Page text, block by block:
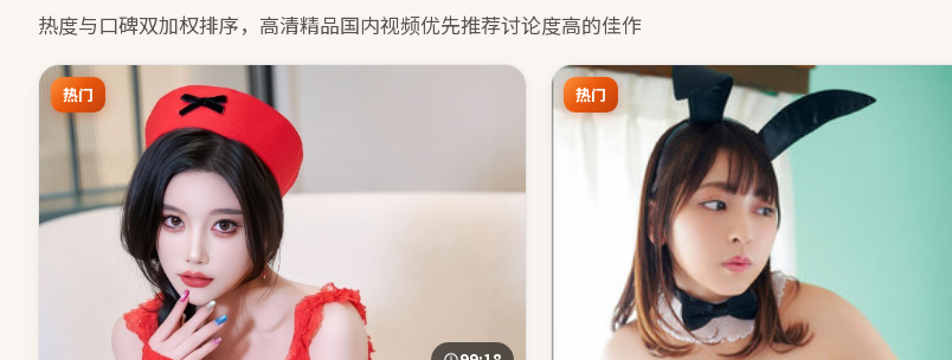
热度与口碑双加权排序， 高清精品国内视频优先推荐讨论度高的佳作
热门 热门